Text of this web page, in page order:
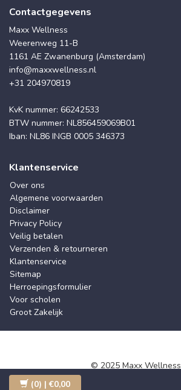
Contactgegevens
Maxx Wellness
Weerenweg 11-B
1161 AE Zwanenburg (Amsterdam)
info@maxxwellness.nl
+31 204970819
KvK nummer: 66242533
BTW nummer: NL856459069B01
Iban: NL86 INGB 0005 346373
Klantenservice
Over ons
Algemene voorwaarden
Disclaimer
Privacy Policy
Veilig betalen
Verzenden & retourneren
Klantenservice
Sitemap
Herroepingsformulier
Voor scholen
Groot Zakelijk
© 2025 Maxx Wellness
(0) | €0,00